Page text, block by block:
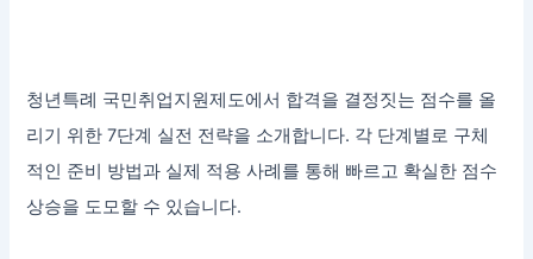
청년특례 국민취업지원제도에서 합격을 결정짓는 점수를 올
리기 위한 7단계 실전 전략을 소개합니다. 각 단계별로 구체
적인 준비 방법과 실제 적용 사례를 통해 빠르고 확실한 점수
상승을 도모할 수 있습니다.